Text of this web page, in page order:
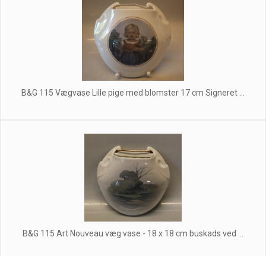
B&G 115 Vægvase Lille pige med blomster 17 cm Signeret ...
B&G 115 Art Nouveau væg vase - 18 x 18 cm buskads ved ...